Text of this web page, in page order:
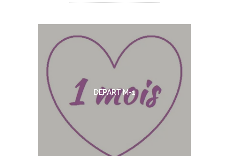
DÉPART M-1